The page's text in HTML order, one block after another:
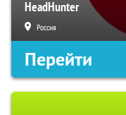
HeadHunter
Россия
Перейти